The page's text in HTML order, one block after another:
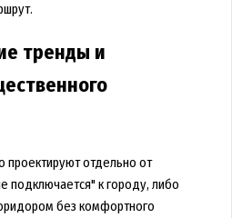
тренды и
проектируют отдельно от
подключается" к городу, либо
без комфортного